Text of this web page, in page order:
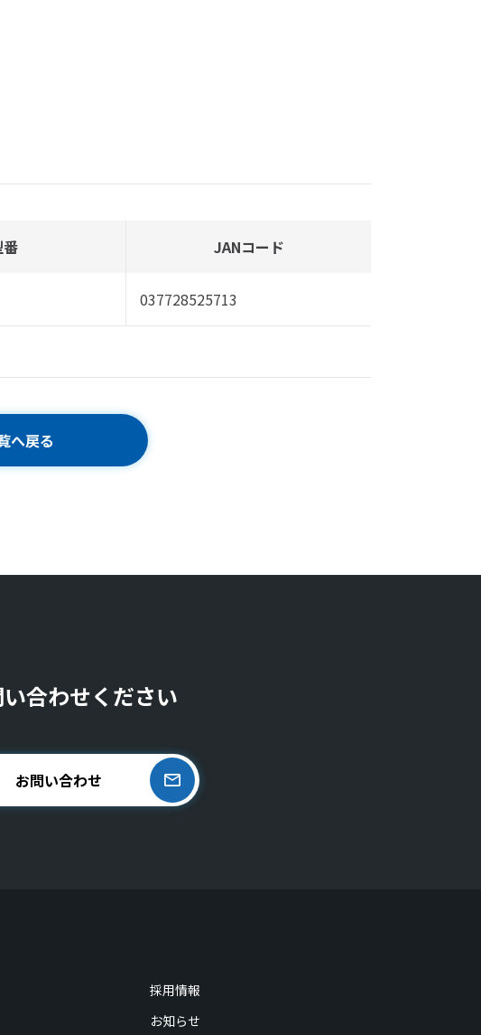
番 JANコード
037728525713
へ戻る
合わせください
お問い合わせ
採用情報
お知らせ